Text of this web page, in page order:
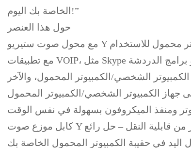
الخاصة بك اليوم!”
حول هذا العنصر
مع محول صوت ستيريو Y بمكبر صوت 3.5 مم، يمكنك توصيل سماعات الرأس الأحدث (الصوت والميكروفون) بجهاز كمبيوتر شخصي أو كمبيوتر محمول للاستخدام
على جهاز الكمبيوتر الشخصي/الكمبيوتر المحمول، والآخر
كابل موزع صوت Y مقاس 3.5 مم مع النحاس الخالي من الأكسجين يوفر أقصى قدر من التوصيل والمتانة، تصميم مضغوط لأقصى قدر من قابلية النقل – حل رائع